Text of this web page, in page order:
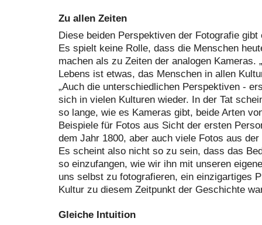
Zu allen Zeiten
Diese beiden Perspektiven der Fotografie
Es spielt keine Rolle, dass die Menschen
machen als zu Zeiten der analogen Kameras.
Lebens ist etwas, das Menschen in allen
„Auch die unterschiedlichen Perspektiven -
sich in vielen Kulturen wieder. In der Tat
so lange, wie es Kameras gibt, beide Arten
Beispiele für Fotos aus Sicht der ersten
dem Jahr 1800, aber auch viele Fotos aus
Es scheint also nicht so zu sein, dass das
so einzufangen, wie wir ihn mit unseren
uns selbst zu fotografieren, ein einzigartiges
Kultur zu diesem Zeitpunkt der Geschichte
Gleiche Intuition